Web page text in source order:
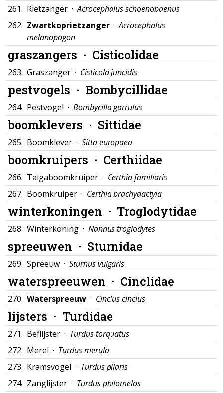
261. Rietzanger ·Acrocephalus schoenobaenus
262. Zwartkoprietzanger ·Acrocephalus
melanopogon
graszangers · Cisticolidae
263. Graszanger · Cisticola juncidis
pestvogels · Bombycillidae
264. Pestvogel · Bombycilla garrulus
boomklevers · Sittidae
265. Boomklever · Sitta europaea
boomkruipers · Certhiidae
266. Taigaboomkruiper · Certhia familiaris
267. Boomkruiper · Certhia brachydactyla
winterkoningen · Troglodytidae
268. Winterkoning · Nannus troglodytes
spreeuwen · Sturnidae
269. Spreeuw · Sturnus vulgaris
waterspreeuwen · Cinclidae
270. Waterspreeuw · Cinclus cinclus
lijsters · Turdidae
271. Beflijster · Turdus torquatus
272. Merel · Turdus merula
273. Kramsvogel · Turdus pilaris
274. Zanglijster · Turdus philomelos